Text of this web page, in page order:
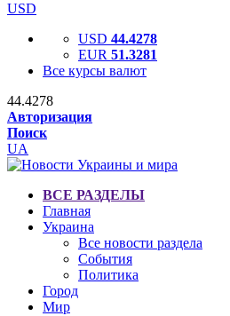
USD
USD 44.4278
EUR 51.3281
Все курсы валют
44.4278
Авторизация
Поиск
UA
ВСЕ РАЗДЕЛЫ
Главная
Украина
Все новости раздела
События
Политика
Город
Мир